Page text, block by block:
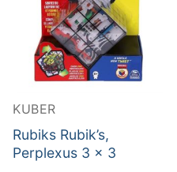
KUBER
Rubiks Rubik’s,
Perplexus 3 x 3